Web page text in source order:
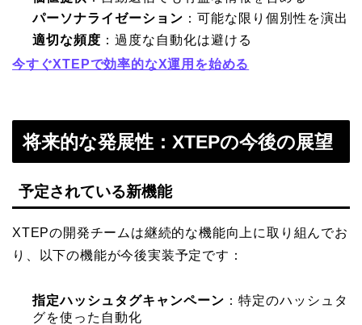
パーソナライゼーション ：可能な限り個別性を演出
適切な頻度 ：過度な自動化は避ける
今すぐXTEPで効率的なX運用を始める
将来的な発展性：XTEPの今後の展望
予定されている新機能
XTEPの開発チームは継続的な機能向上に取り組んでお
り、以下の機能が今後実装予定です：
指定ハッシュタグキャンペーン ：特定のハッシュタ
グを使った自動化